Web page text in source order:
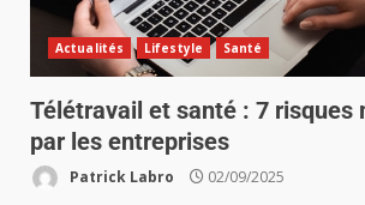
Actualités Lifestyle Santé
Télétravail et santé : 7 risques
par les entreprises
Patrick Labro 02/09/2025